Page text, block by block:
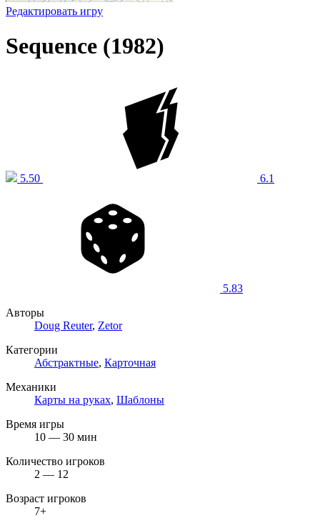
Редактировать игру
Sequence (1982)
5.50 6.1
5.83
Авторы
Doug Reuter, Zetor
Категории
Абстрактные, Карточная
Механики
Карты на руках, Шаблоны
Время игры
10 — 30 мин
Количество игроков
2 — 12
Возраст игроков
7+